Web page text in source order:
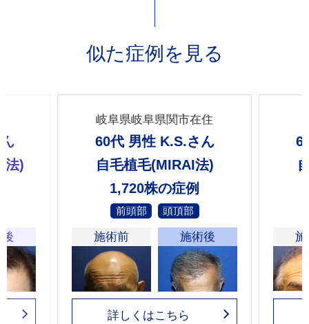
似た症例を見る
法)
岐阜県岐阜県関市在住
60代 男性 K.S.さん
自毛植毛(MIRAI法)
1,720株の症例
前頭部 頭頂部
施術前 施術後
詳しくはこちら